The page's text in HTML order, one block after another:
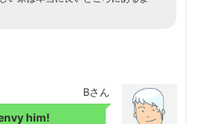
Bさん
him!